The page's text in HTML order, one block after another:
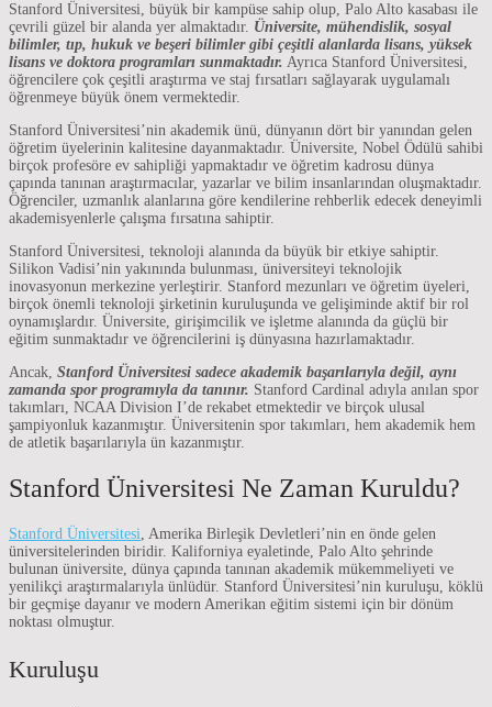
Stanford Üniversitesi, büyük bir kampüse sahip olup, Palo Alto kasabası ile
çevrili güzel bir alanda yer almaktadır. Üniversite, mühendislik, sosyal
bilimler, tıp, hukuk ve beşeri bilimler gibi çeşitli alanlarda lisans, yüksek
lisans ve doktora programları sunmaktadır. Ayrıca Stanford Üniversitesi,
öğrencilere çok çeşitli araştırma ve staj fırsatları sağlayarak uygulamalı
öğrenmeye büyük önem vermektedir.
Stanford Üniversitesi’nin akademik ünü, dünyanın dört bir yanından gelen
öğretim üyelerinin kalitesine dayanmaktadır. Üniversite, Nobel Ödülü sahibi
birçok profesöre ev sahipliği yapmaktadır ve öğretim kadrosu dünya
çapında tanınan araştırmacılar, yazarlar ve bilim insanlarından oluşmaktadır.
Öğrenciler, uzmanlık alanlarına göre kendilerine rehberlik edecek deneyimli
akademisyenlerle çalışma fırsatına sahiptir.
Stanford Üniversitesi, teknoloji alanında da büyük bir etkiye sahiptir.
Silikon Vadisi’nin yakınında bulunması, üniversiteyi teknolojik
inovasyonun merkezine yerleştirir. Stanford mezunları ve öğretim üyeleri,
birçok önemli teknoloji şirketinin kuruluşunda ve gelişiminde aktif bir rol
oynamışlardır. Üniversite, girişimcilik ve işletme alanında da güçlü bir
eğitim sunmaktadır ve öğrencilerini iş dünyasına hazırlamaktadır.
Ancak, Stanford Üniversitesi sadece akademik başarılarıyla değil, aynı
zamanda spor programıyla da tanınır. Stanford Cardinal adıyla anılan spor
takımları, NCAA Division I’de rekabet etmektedir ve birçok ulusal
şampiyonluk kazanmıştır. Üniversitenin spor takımları, hem akademik hem
de atletik başarılarıyla ün kazanmıştır.
Stanford Üniversitesi Ne Zaman Kuruldu?
Stanford Üniversitesi, Amerika Birleşik Devletleri’nin en önde gelen
üniversitelerinden biridir. Kaliforniya eyaletinde, Palo Alto şehrinde
bulunan üniversite, dünya çapında tanınan akademik mükemmeliyeti ve
yenilikçi araştırmalarıyla ünlüdür. Stanford Üniversitesi’nin kuruluşu, köklü
bir geçmişe dayanır ve modern Amerikan eğitim sistemi için bir dönüm
noktası olmuştur.
Kuruluşu